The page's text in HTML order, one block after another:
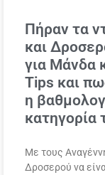
Πήραν τα
και
για Μάνδα
Tips και
η
κατηγορία
Με τους
Δροσερού να